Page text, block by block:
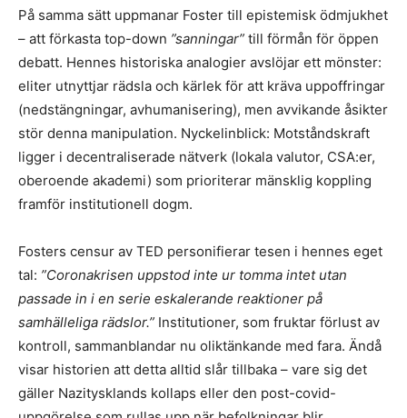
På samma sätt uppmanar Foster till epistemisk ödmjukhet
– att förkasta top-down ”sanningar” till förmån för öppen
debatt. Hennes historiska analogier avslöjar ett mönster:
eliter utnyttjar rädsla och kärlek för att kräva uppoffringar
(nedstängningar, avhumanisering), men avvikande åsikter
stör denna manipulation. Nyckelinblick: Motståndskraft
ligger i decentraliserade nätverk (lokala valutor, CSA:er,
oberoende akademi) som prioriterar mänsklig koppling
framför institutionell dogm.
Fosters censur av TED personifierar tesen i hennes eget
tal: ”Coronakrisen uppstod inte ur tomma intet utan
passade in i en serie eskalerande reaktioner på
samhälleliga rädslor.” Institutioner, som fruktar förlust av
kontroll, sammanblandar nu oliktänkande med fara. Ändå
visar historien att detta alltid slår tillbaka – vare sig det
gäller Nazitysklands kollaps eller den post-covid-